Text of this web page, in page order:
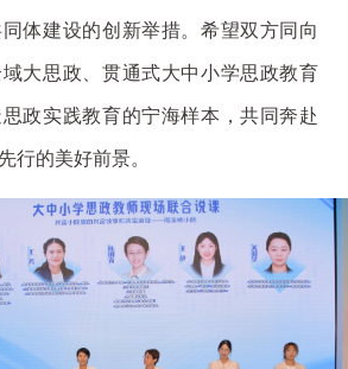
体建设的创新举措。希望双方同向
大思政、贯通式大中小学思政教育
政实践教育的宁海样本，共同奔赴
行的美好前景。